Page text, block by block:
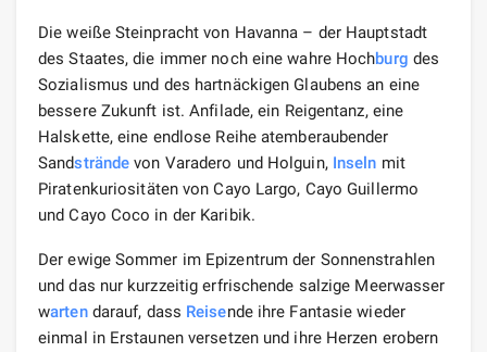
Die weiße Steinpracht von Havanna – der Hauptstadt
des Staates, die immer noch eine wahre Hochburg des
Sozialismus und des hartnäckigen Glaubens an eine
bessere Zukunft ist. Anfilade, ein Reigentanz, eine
Halskette, eine endlose Reihe atemberaubender
Sandstrände von Varadero und Holguin, Inseln mit
Piratenkuriositäten von Cayo Largo, Cayo Guillermo
und Cayo Coco in der Karibik.
Der ewige Sommer im Epizentrum der Sonnenstrahlen
und das nur kurzzeitig erfrischende salzige Meerwasser
wartendarauf, dass Reisende ihre Fantasie wieder
einmal in Erstaunen versetzen und ihre Herzen erobern